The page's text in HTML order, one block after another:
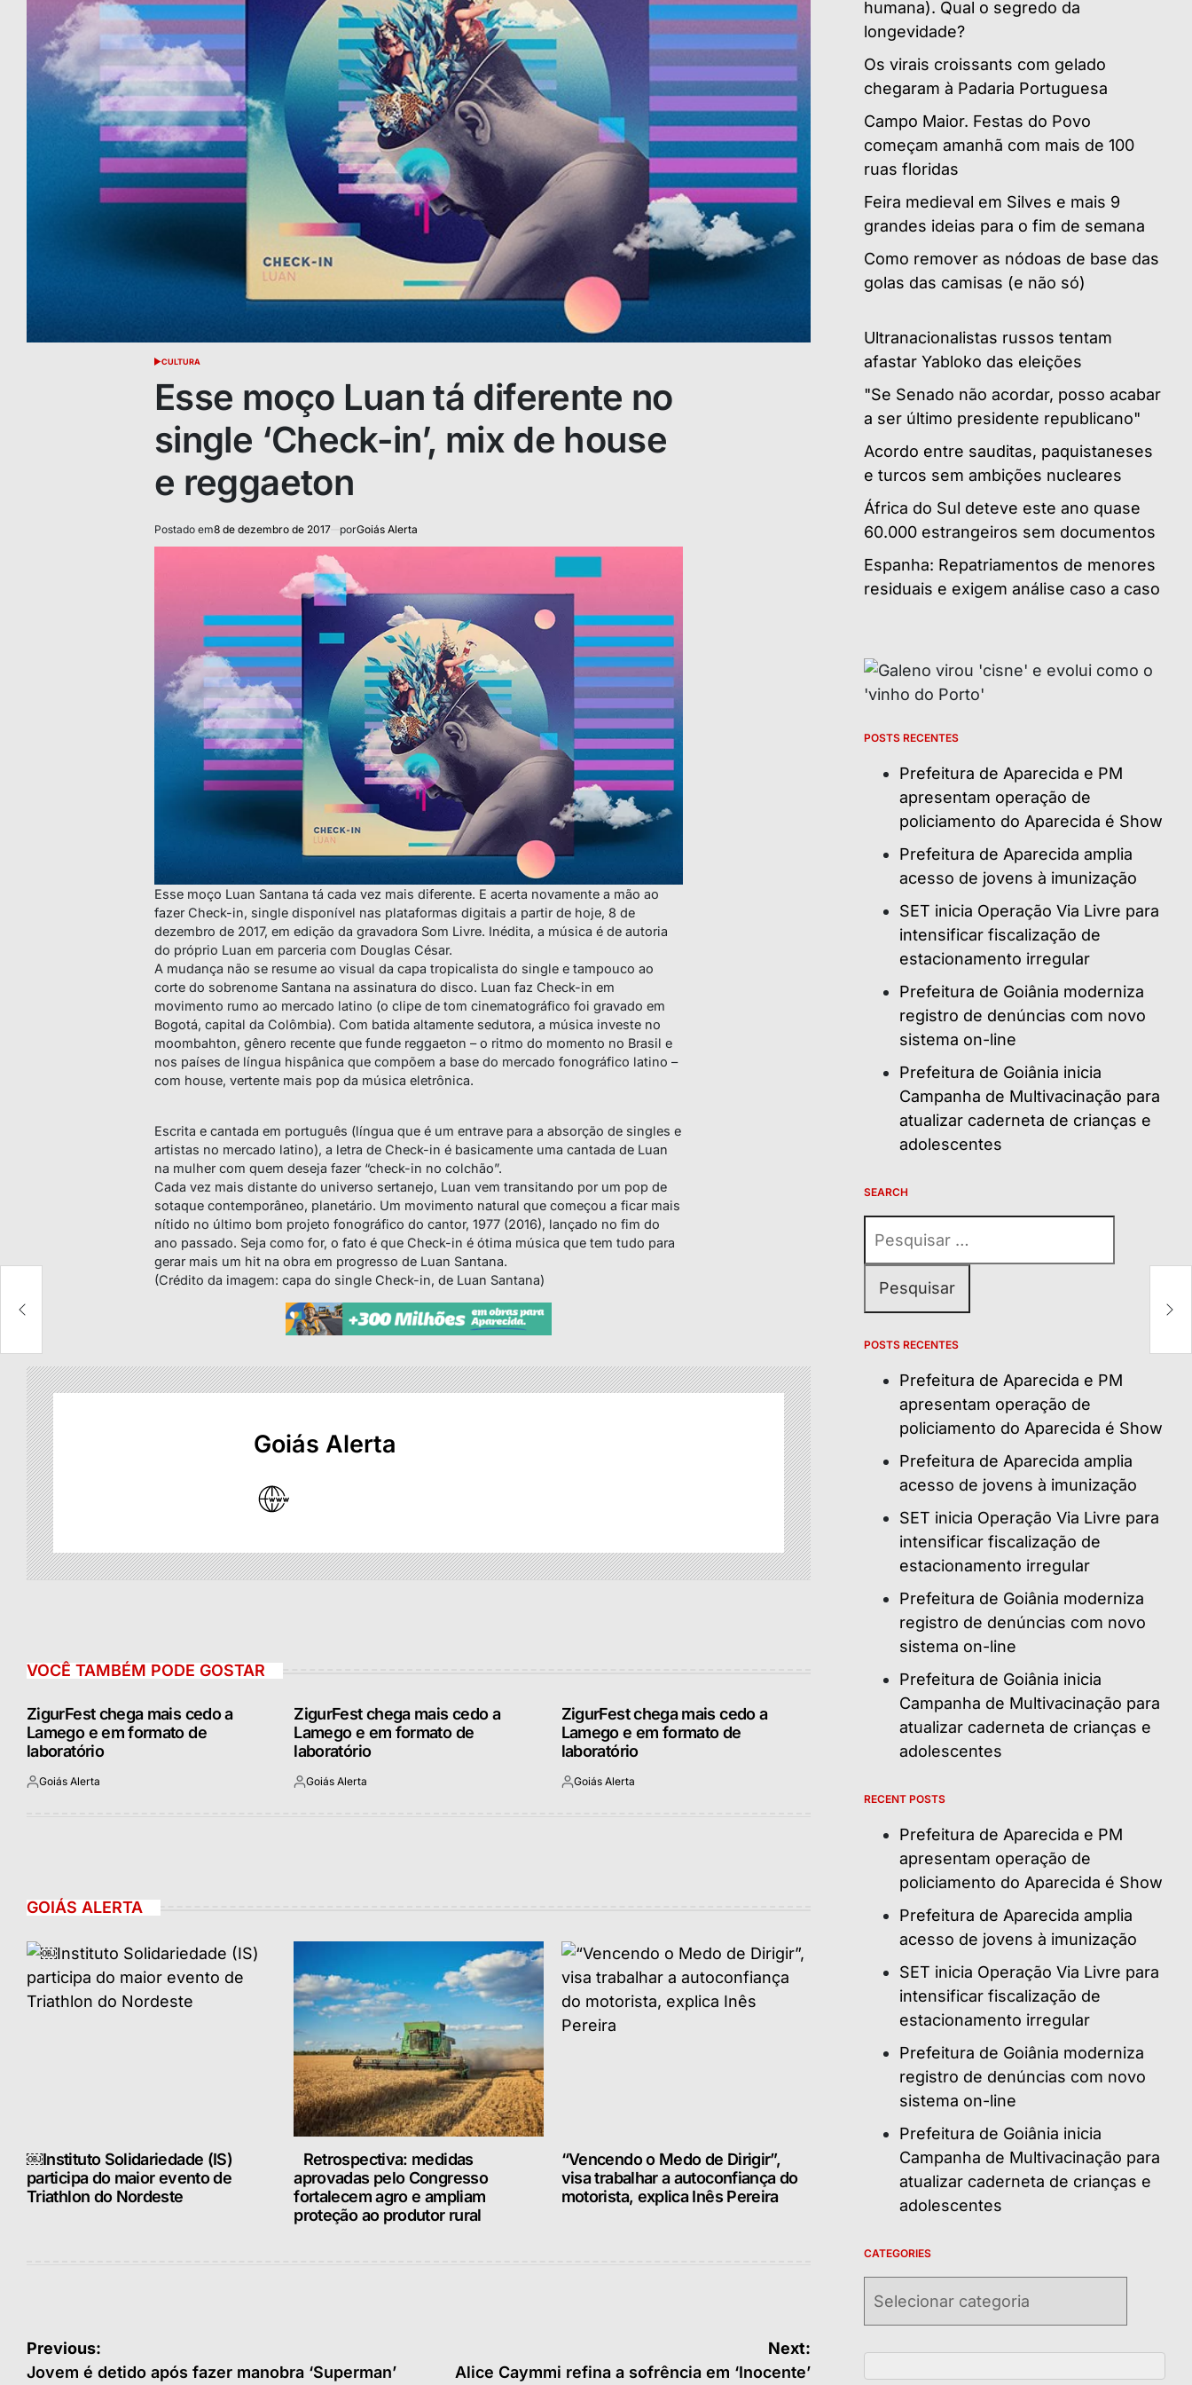
POSTED
CULTURA
Esse moço Luan tá diferente no
single ‘Check-in’, mix de house
e reggaeton
Postado em8 de dezembro de 2017 porGoiás Alerta
Esse moço Luan Santana tá cada vez mais diferente. E acerta novamente a mão ao
fazer Check-in, single disponível nas plataformas digitais a partir de hoje, 8 de
dezembro de 2017, em edição da gravadora Som Livre. Inédita, a música é de autoria
do próprio Luan em parceria com Douglas César.
A mudança não se resume ao visual da capa tropicalista do single e tampouco ao
corte do sobrenome Santana na assinatura do disco. Luan faz Check-in em
movimento rumo ao mercado latino (o clipe de tom cinematográfico foi gravado em
Bogotá, capital da Colômbia). Com batida altamente sedutora, a música investe no
moombahton, gênero recente que funde reggaeton – o ritmo do momento no Brasil e
nos países de língua hispânica que compõem a base do mercado fonográfico latino –
com house, vertente mais pop da música eletrônica.
Escrita e cantada em português (língua que é um entrave para a absorção de singles e
artistas no mercado latino), a letra de Check-in é basicamente uma cantada de Luan
na mulher com quem deseja fazer “check-in no colchão”.
Cada vez mais distante do universo sertanejo, Luan vem transitando por um pop de
sotaque contemporâneo, planetário. Um movimento natural que começou a ficar mais
nítido no último bom projeto fonográfico do cantor, 1977 (2016), lançado no fim do
ano passado. Seja como for, o fato é que Check-in é ótima música que tem tudo para
gerar mais um hit na obra em progresso de Luan Santana.
(Crédito da imagem: capa do single Check-in, de Luan Santana)
Goiás Alerta
VOCÊ TAMBÉM PODE GOSTAR
ZigurFest chega mais cedo a
Lamego e em formato de
laboratório
Postado
Goiás Alerta
ZigurFest chega mais cedo a
Lamego e em formato de
laboratório
Postado
Goiás Alerta
ZigurFest chega mais cedo a
Lamego e em formato de
laboratório
Postado
Goiás Alerta
GOIÁS ALERTA
￼Instituto Solidariedade (IS)
participa do maior evento de
Triathlon do Nordeste
Retrospectiva: medidas
aprovadas pelo Congresso
fortalecem agro e ampliam
proteção ao produtor rural
“Vencendo o Medo de Dirigir”,
visa trabalhar a autoconfiança do
motorista, explica Inês Pereira
Navegação
de
Previous:
Jovem é detido após fazer manobra ‘Superman’
Next:
Alice Caymmi refina a sofrência em ‘Inocente’
humana). Qual o segredo da
longevidade?
Os virais croissants com gelado
chegaram à Padaria Portuguesa
Campo Maior. Festas do Povo
começam amanhã com mais de 100
ruas floridas
Feira medieval em Silves e mais 9
grandes ideias para o fim de semana
Como remover as nódoas de base das
golas das camisas (e não só)
Ultranacionalistas russos tentam
afastar Yabloko das eleições
"Se Senado não acordar, posso acabar
a ser último presidente republicano"
Acordo entre sauditas, paquistaneses
e turcos sem ambições nucleares
África do Sul deteve este ano quase
60.000 estrangeiros sem documentos
Espanha: Repatriamentos de menores
residuais e exigem análise caso a caso
POSTS RECENTES
Prefeitura de Aparecida e PM
apresentam operação de
policiamento do Aparecida é Show
Prefeitura de Aparecida amplia
acesso de jovens à imunização
SET inicia Operação Via Livre para
intensificar fiscalização de
estacionamento irregular
Prefeitura de Goiânia moderniza
registro de denúncias com novo
sistema on-line
Prefeitura de Goiânia inicia
Campanha de Multivacinação para
atualizar caderneta de crianças e
adolescentes
SEARCH
por:
POSTS RECENTES
Prefeitura de Aparecida e PM
apresentam operação de
policiamento do Aparecida é Show
Prefeitura de Aparecida amplia
acesso de jovens à imunização
SET inicia Operação Via Livre para
intensificar fiscalização de
estacionamento irregular
Prefeitura de Goiânia moderniza
registro de denúncias com novo
sistema on-line
Prefeitura de Goiânia inicia
Campanha de Multivacinação para
atualizar caderneta de crianças e
adolescentes
RECENT POSTS
Prefeitura de Aparecida e PM
apresentam operação de
policiamento do Aparecida é Show
Prefeitura de Aparecida amplia
acesso de jovens à imunização
SET inicia Operação Via Livre para
intensificar fiscalização de
estacionamento irregular
Prefeitura de Goiânia moderniza
registro de denúncias com novo
sistema on-line
Prefeitura de Goiânia inicia
Campanha de Multivacinação para
atualizar caderneta de crianças e
adolescentes
CATEGORIES